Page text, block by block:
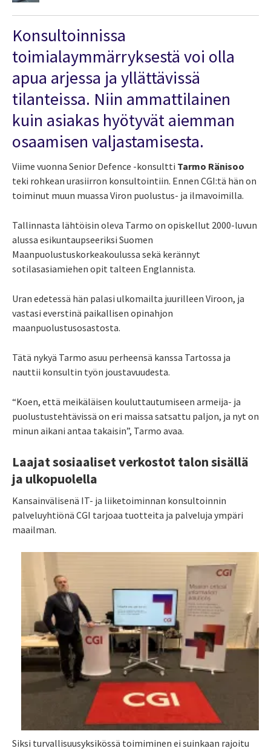
Konsultoinnissa
toimialaymmärryksestä voi olla
apua arjessa ja yllättävissä
tilanteissa. Niin ammattilainen
kuin asiakas hyötyvät aiemman
osaamisen valjastamisesta.
Viime vuonna Senior Defence -konsultti Tarmo Ränisoo
teki rohkean urasiirron konsultointiin. Ennen CGI:tä hän on
toiminut muun muassa Viron puolustus- ja ilmavoimilla.
Tallinnasta lähtöisin oleva Tarmo on opiskellut 2000-luvun
alussa esikuntaupseeriksi Suomen
Maanpuolustuskorkeakoulussa sekä kerännyt
sotilasasiamiehen opit talteen Englannista.
Uran edetessä hän palasi ulkomailta juurilleen Viroon, ja
vastasi everstinä paikallisen opinahjon
maanpuolustusosastosta.
Tätä nykyä Tarmo asuu perheensä kanssa Tartossa ja
nauttii konsultin työn joustavuudesta.
“Koen, että meikäläisen kouluttautumiseen armeija- ja
puolustustehtävissä on eri maissa satsattu paljon, ja nyt on
minun aikani antaa takaisin”, Tarmo avaa.
Laajat sosiaaliset verkostot talon sisällä
ja ulkopuolella
Kansainvälisenä IT- ja liiketoiminnan konsultoinnin
palveluyhtiönä CGI tarjoaa tuotteita ja palveluja ympäri
maailman.
Siksi turvallisuusyksikössä toimiminen ei suinkaan rajoitu